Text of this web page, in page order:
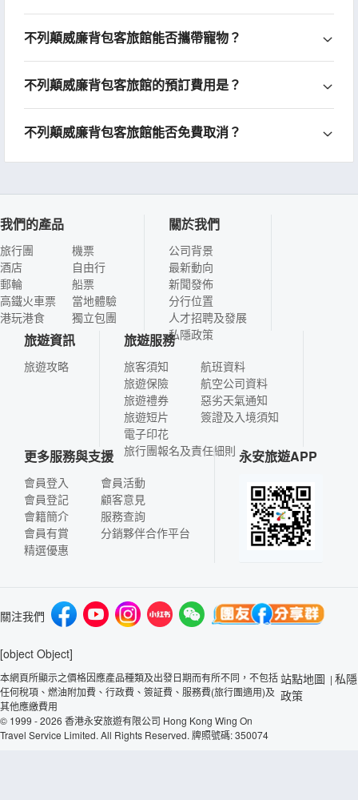
不列顛威廉背包客旅館能否攜帶寵物？
不列顛威廉背包客旅館的預訂費用是？
不列顛威廉背包客旅館能否免費取消？
我們的產品
旅行團
酒店
郵輪
高鐵火車票
港玩港食
機票
自由行
船票
當地體驗
獨立包團
關於我們
公司背景
最新動向
新聞發佈
分行位置
人才招聘及發展
私隱政策
旅遊資訊
旅遊攻略
旅遊服務
旅客須知
旅遊保險
旅遊禮券
旅遊短片
電子印花
航班資料
航空公司資料
惡劣天氣通知
簽證及入境須知
旅行團報名及責任細則
更多服務與支援
會員登入
會員登記
會籍簡介
會員有賞
精選優惠
會員活動
顧客意見
服務查詢
分銷夥伴合作平台
永安旅遊APP
關注我們
[object Object]
本網頁所顯示之價格因應產品種類及出發日期而有所不同，不包括
任何稅項、燃油附加費、行政費、簽証費、服務費(旅行團適用)及
其他應繳費用
© 1999 - 2026 香港永安旅遊有限公司 Hong Kong Wing On
Travel Service Limited. All Rights Reserved. 牌照號碼: 350074
站點地圖 | 私隱
政策